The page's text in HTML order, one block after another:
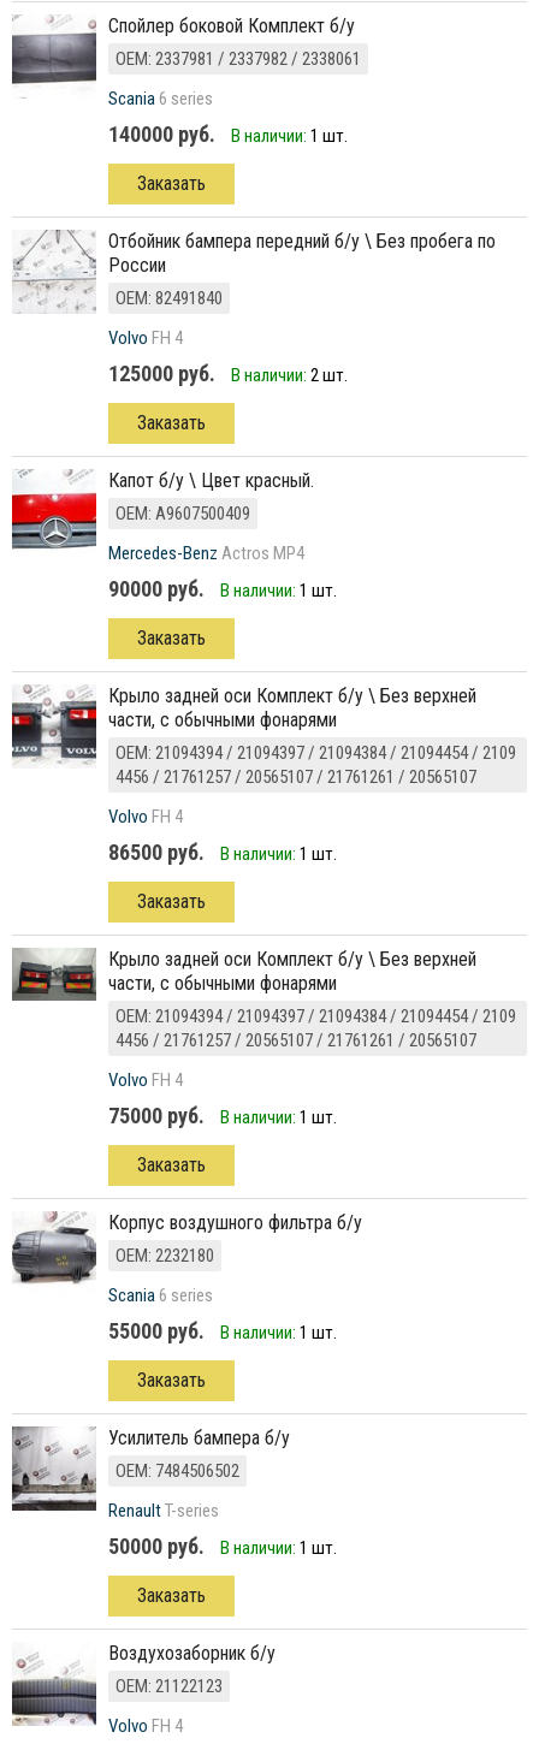
Спойлер боковой Комплект б/у
ОЕМ: 2337981 / 2337982 / 2338061
Scania6 series
140000 руб. В наличии: 1 шт.
Заказать
отбойник бампера передний б/у \ Без пробега по
России
ОЕМ: 82491840
Volvo FH 4
125000 руб. В наличии: 2 шт.
Заказать
Капот б/у \ Цвет красный.
ОЕМ: A9607500409
Mercedes-Benz Actros MP4
90000 руб. В наличии: 1 шт.
Заказать
Крыло задней оси Комплект б/у \ Без верхней
части, с обычными фонарями
ОЕМ: 21094394 / 21094397 / 21094384 / 21094454 / 2109
4456 / 21761257 / 20565107 / 21761261 / 20565107
Volvo FH 4
86500 руб. В наличии: 1 шт.
Заказать
Крыло задней оси Комплект б/у \ Без верхней
части, с обычными фонарями
ОЕМ: 21094394 / 21094397 / 21094384 / 21094454 / 2109
4456 / 21761257 / 20565107 / 21761261 / 20565107
Volvo FH 4
75000 руб. В наличии: 1 шт.
Заказать
Корпус воздушного фильтра б/у
ОЕМ: 2232180
Scania6 series
55000 руб. В наличии: 1 шт.
Заказать
усилитель бампера б/у
ОЕМ: 7484506502
RenaultT-series
50000 руб. В наличии: 1 шт.
Заказать
Воздухозаборник б/у
ОЕМ: 21122123
Volvo FH 4